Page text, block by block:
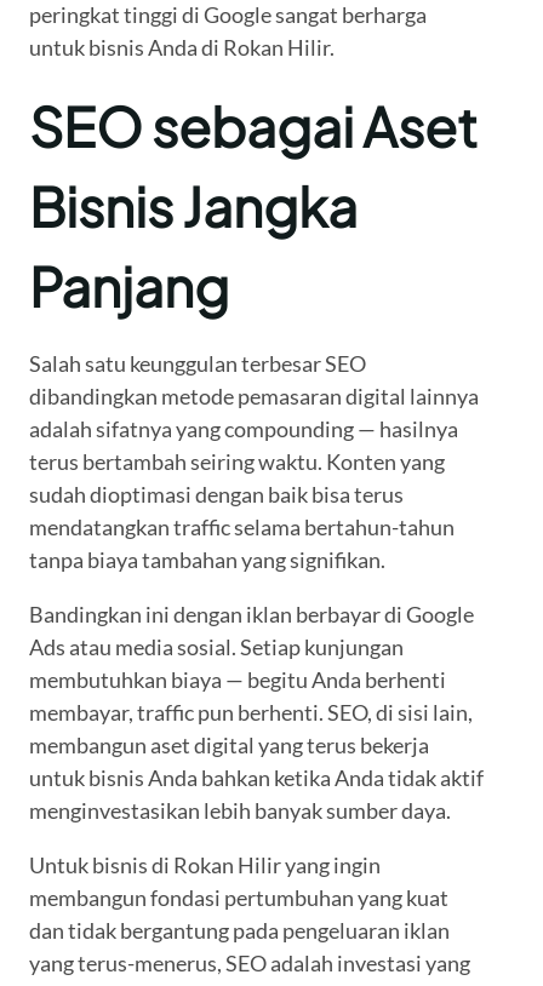
peringkat tinggi di Google sangat berharga
untuk bisnis Anda di Rokan Hilir.
SEO sebagai Aset
Bisnis Jangka
Panjang
Salah satu keunggulan terbesar SEO
dibandingkan metode pemasaran digital lainnya
adalah sifatnya yang compounding — hasilnya
terus bertambah seiring waktu. Konten yang
sudah dioptimasi dengan baik bisa terus
mendatangkan traffic selama bertahun-tahun
tanpa biaya tambahan yang signifikan.
Bandingkan ini dengan iklan berbayar di Google
Ads atau media sosial. Setiap kunjungan
membutuhkan biaya — begitu Anda berhenti
membayar, traffic pun berhenti. SEO, di sisi lain,
membangun aset digital yang terus bekerja
untuk bisnis Anda bahkan ketika Anda tidak aktif
menginvestasikan lebih banyak sumber daya.
Untuk bisnis di Rokan Hilir yang ingin
membangun fondasi pertumbuhan yang kuat
dan tidak bergantung pada pengeluaran iklan
yang terus-menerus, SEO adalah investasi yang